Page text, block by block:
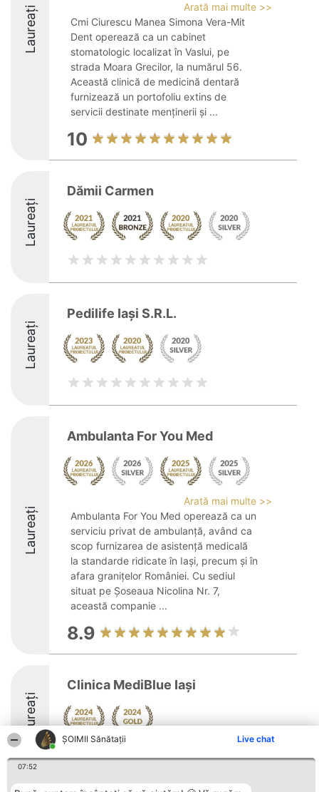
ŞOIMII Sănătații Live chat
07:52
Laureați
Arată mai multe >>
Cmi Ciurescu Manea Simona Vera-Mit
Dent operează ca un cabinet
stomatologic localizat în Vaslui, pe
strada Moara Grecilor, la numărul 56.
Această clinică de medicină dentară
furnizează un portofoliu extins de
servicii destinate menținerii și ...
10
Laureați
Dămii Carmen
Laureați
Pedilife Iaşi S.R.L.
Laureați
Ambulanta For You Med
Arată mai multe >>
Ambulanta For You Med operează ca un
serviciu privat de ambulanță, având ca
scop furnizarea de asistență medicală
la standarde ridicate în Iași, precum și în
afara granițelor României. Cu sediul
situat pe Șoseaua Nicolina Nr. 7,
această companie ...
8.9
Laureați
Clinica MediBlue Iași